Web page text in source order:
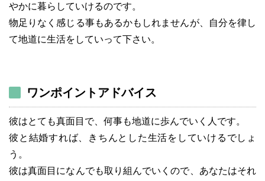
やかに暮らしていけるのです。
物足りなく感じる事もあるかもしれませんが、自分を律し
て地道に生活をしていって下さい。
ワンポイントアドバイス
彼はとても真面目で、何事も地道に歩んでいく人です。
彼と結婚すれば、きちんとした生活をしていけるでしょ
う。
彼は真面目になんでも取り組んでいくので、あなたはそれ